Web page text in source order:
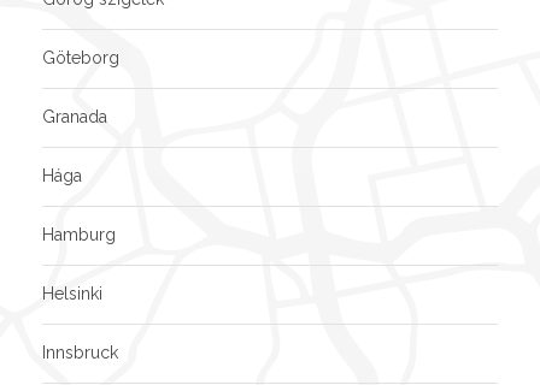
Göteborg
Granada
Hága
Hamburg
Helsinki
Innsbruck